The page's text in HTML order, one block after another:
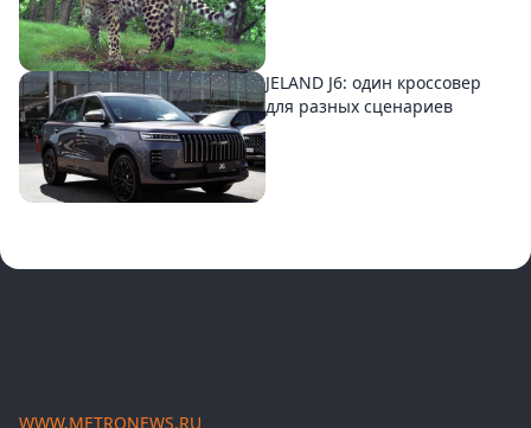
JELAND J6: один кроссовер
для разных сценариев
WWW.METRONEWS.RU